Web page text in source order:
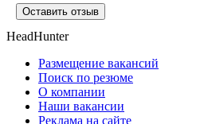
Оставить отзыв
HeadHunter
Размещение вакансий
Поиск по резюме
О компании
Наши вакансии
Реклама на сайте